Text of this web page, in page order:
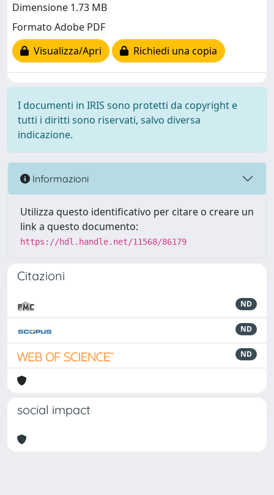
Dimensione 1.73 MB
Formato Adobe PDF
Visualizza/Apri
Richiedi una copia
I documenti in IRIS sono protetti da copyright e
tutti i diritti sono riservati, salvo diversa
indicazione.
Informazioni
Utilizza questo identificativo per citare o creare un
link a questo documento:
https://hdl.handle.net/11568/86179
Citazioni
ND
ND
ND
social impact